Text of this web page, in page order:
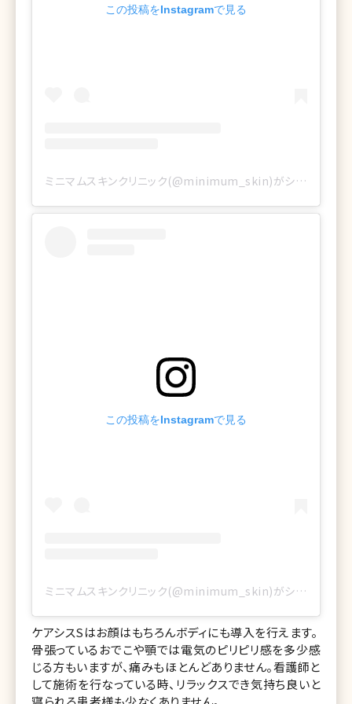
この投稿をInstagramで見る
ミニマムスキンクリニック(@minimum_skin)がシェアした投稿
この投稿をInstagramで見る
ミニマムスキンクリニック(@minimum_skin)がシェアした投稿
ケアシスSはお顔はもちろんボディにも導入を行えます。
骨張っているおでこや顎では電気のピリピリ感を多少感
じる方もいますが、痛みもほとんどありません。看護師と
して施術を行なっている時、リラックスでき気持ち良いと